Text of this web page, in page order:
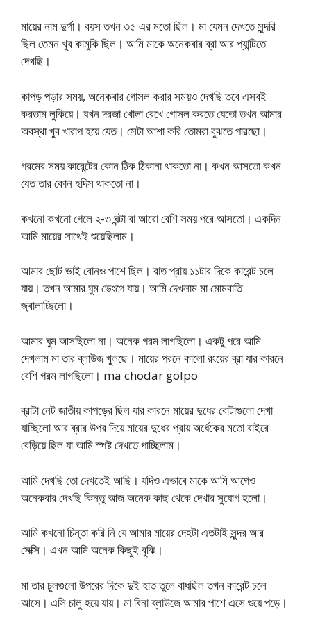
মায়ের নাম দুর্গা। বয়স তখন ৩৫ এর মতো ছিল। মা যেমন দেখতে সুন্দরি
ছিল তেমন খুব কামুকি ছিল। আমি মাকে অনেকবার ব্রা আর প্যান্টিতে
দেখছি।
কাপড় পড়ার সময়, অনেকবার গোসল করার সময়ও দেখছি তবে এসবই
করতাম লুকিয়ে। যখন দরজা খোলা রেখে গোসল করতে যেতো তখন আমার
অবস্থা খুব খারাপ হয়ে যেত। সেটা আশা করি তোমরা বুঝতে পারছো।
গরমের সময় কারেন্টের কোন ঠিক ঠিকানা থাকতো না। কখন আসতো কখন
যেত তার কোন হদিস থাকতো না।
কখনো কখনো গেলে ২-৩ ঘন্টা বা আরো বেশি সময় পরে আসতো। একদিন
আমি মায়ের সাথেই শুয়েছিলাম।
আমার ছোট ভাই বোনও পাশে ছিল। রাত প্রায় ১১টার দিকে কারেন্ট চলে
যায়। তখন আমার ঘুম ভেংগে যায়। আমি দেখলাম মা মোমবাতি
জ্বালাচ্ছিলো।
আমার ঘুম আসছিলো না। অনেক গরম লাগছিলো। একটু পরে আমি
দেখলাম মা তার ব্লাউজ খুলছে। মায়ের পরনে কালো রংয়ের ব্রা যার কারনে
বেশি গরম লাগছিলো। ma chodar golpo
ব্রাটা নেট জাতীয় কাপড়ের ছিল যার কারনে মায়ের দুধের বোটাগুলো দেখা
যাচ্ছিলো আর ব্রার উপর দিয়ে মায়ের দুধের প্রায় অর্ধেকের মতো বাইরে
বেড়িয়ে ছিল যা আমি স্পষ্ট দেখতে পাচ্ছিলাম।
আমি দেখছি তো দেখতেই আছি। যদিও এভাবে মাকে আমি আগেও
অনেকবার দেখছি কিন্তু আজ অনেক কাছ থেকে দেখার সুযোগ হলো।
আমি কখনো চিন্তা করি নি যে আমার মায়ের দেহটা এতটাই সুন্দর আর
সেক্সি। এখন আমি অনেক কিছুই বুঝি।
মা তার চুলগুলো উপরের দিকে দুই হাত তুলে বাধছিল তখন কারেন্ট চলে
আসে। এসি চালু হয়ে যায়। মা বিনা ব্লাউজে আমার পাশে এসে শুয়ে পড়ে।